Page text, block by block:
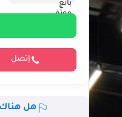
إتصل
هل هناك